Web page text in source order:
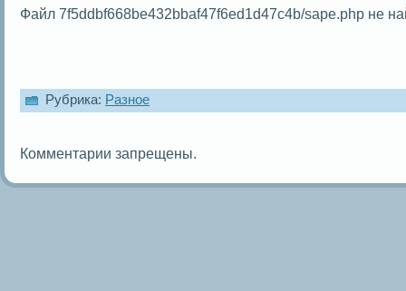
Файл 7f5ddbf668be432bbaf47f6ed1d47c4b/sape.php не
Рубрика: Разное
Комментарии запрещены.